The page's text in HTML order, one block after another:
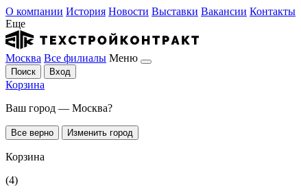
О компании История Новости Выставки Вакансии Контакты
Еще
Москва Все филиалы Меню
Поиск Вход
Корзина
Ваш город — Москва?
Все верно Изменить город
Корзина
(4)